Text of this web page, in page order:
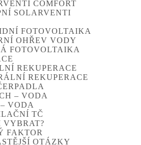
COMFORT
SOLARVENTI
FOTOVOLTAIKA
OHŘEV VODY
FOTOVOLTAIKA
REKUPERACE
REKUPERACE
– VODA
VODA
TČ
VYBRAT?
FAKTOR
OTÁZKY